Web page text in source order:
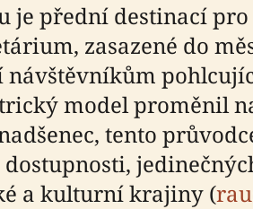
přední destinací pro
zasazené do
model proměnil
tento
a kulturní krajiny (